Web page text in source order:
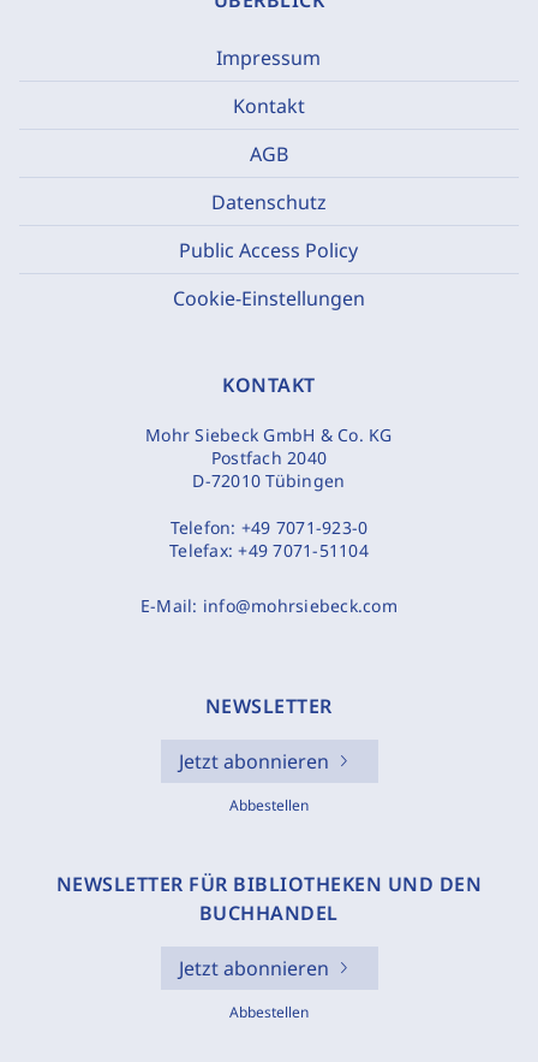
Impressum
Kontakt
AGB
Datenschutz
Public Access Policy
Cookie-Einstellungen
KONTAKT
Mohr Siebeck GmbH & Co. KG
Postfach 2040
D-72010 Tübingen
Telefon: +49 7071-923-0
Telefax:+49 7071-51104
E-Mail: info@mohrsiebeck.com
NEWSLETTER
Jetzt abonnieren
Abbestellen
NEWSLETTER FÜR BIBLIOTHEKEN UND DEN
BUCHHANDEL
Jetzt abonnieren
Abbestellen